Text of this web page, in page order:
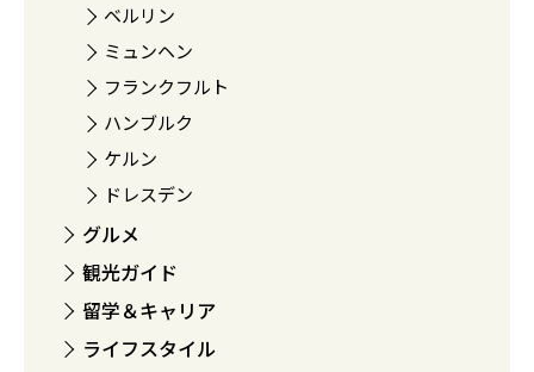
ベルリン
ミュンヘン
フランクフルト
ハンブルク
ケルン
ドレスデン
グルメ
観光ガイド
留学＆キャリア
ライフスタイル